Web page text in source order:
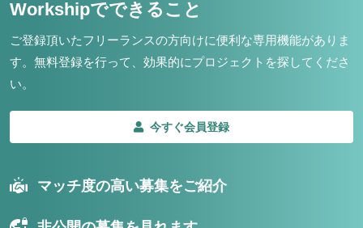
Workshipでできること
ご登録頂いたフリーランスの方向けに便利な専用機能がありま
す。 無料登録を行って、効果的にプロジェクトを探してくださ
い。
今すぐ会員登録
マッチ度の高い募集をご紹介